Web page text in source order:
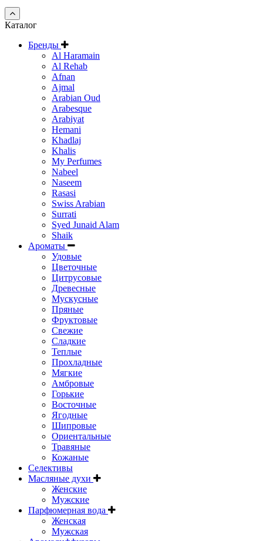
Каталог
Бренды
Al Haramain
Al Rehab
Afnan
Ajmal
Arabian Oud
Arabesque
Arabiyat
Hemani
Khadlaj
Khalis
My Perfumes
Nabeel
Naseem
Rasasi
Swiss Arabian
Surrati
Syed Junaid Alam
Shaik
Ароматы
Удовые
Цветочные
Цитрусовые
Древесные
Мускусные
Пряные
Фруктовые
Свежие
Сладкие
Теплые
Прохладные
Мягкие
Амбровые
Горькие
Восточные
Ягодные
Шипровые
Ориентальные
Травяные
Кожаные
Селективы
Масляные духи
Женские
Мужские
Парфюмерная вода
Женская
Мужская